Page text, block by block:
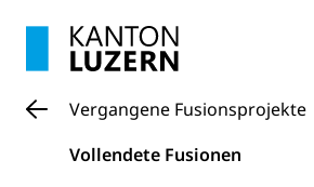
Vergangene Fusionsprojekte
Vollendete Fusionen